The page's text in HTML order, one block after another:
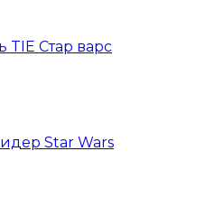
TIE Стар варс
Star Wars